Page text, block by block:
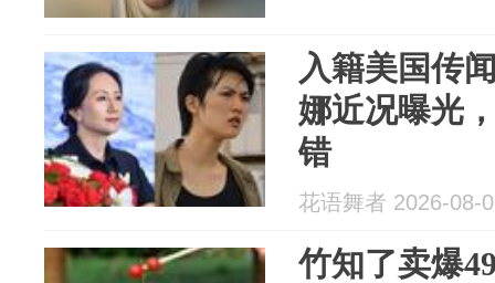
入籍美国传
娜近况曝光
错
花语舞者 2026-08-
竹知了卖爆